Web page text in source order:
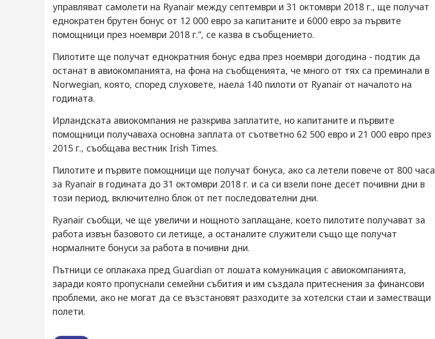
управляват самолети на Ryanair между септември и 31 октомври 2018 г., ще получат
еднократен брутен бонус от 12 000 евро за капитаните и 6000 евро за първите
помощници през ноември 2018 г.“, се казва в съобщението.
Пилотите ще получат еднократния бонус едва през ноември догодина - подтик да
останат в авиокомпанията, на фона на съобщенията, че много от тях са преминали в
Norwegian, която, според слуховете, наела 140 пилоти от Ryanair от началото на
годината.
Ирландската авиокомпания не разкрива заплатите, но капитаните и първите
помощници получаваха основна заплата от съответно 62 500 евро и 21 000 евро през
2015 г., съобщава вестник Irish Times.
Пилотите и първите помощници ще получат бонуса, ако са летели повече от 800 часа
за Ryanair в годината до 31 октомври 2018 г. и са си взели поне десет почивни дни в
този период, включително блок от пет последователни дни.
Ryanair съобщи, че ще увеличи и нощното заплащане, което пилотите получават за
работа извън базовото си летище, а останалите служители също ще получат
нормалните бонуси за работа в почивни дни.
Пътници се оплакаха пред Guardian от лошата комуникация с авиокомпанията,
заради която пропуснали семейни събития и им създала притеснения за финансови
проблеми, ако не могат да се възстановят разходите за хотелски стаи и заместващи
полети.